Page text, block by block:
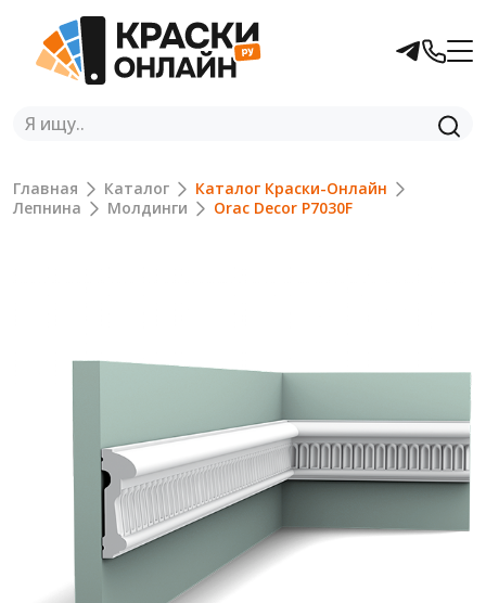
Главная Каталог
Каталог Краски-Онлайн
Лепнина
Молдинги Orac Decor P7030F